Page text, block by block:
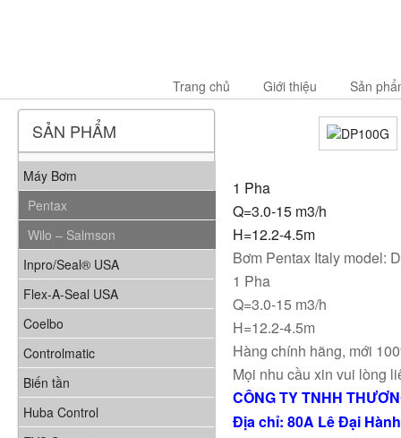
Trang chủ Giới thiệu Sản
SẢN PHẨM
Máy Bơm
Pentax
Wilo – Salmson
Inpro/Seal® USA
Flex-A-Seal USA
Coelbo
Controlmatic
Biến tần
Huba Control
1 Pha
Q=3.0-15 m3/h
H=12.2-4.5m
Bơm Pentax Italy model:
1 Pha
Q=3.0-15 m3/h
H=12.2-4.5m
Hàng chính hãng, mới
Mọi nhu cầu xin vui lòng
CÔNG TY TNHH
Địa chỉ: 80A Lê Đại